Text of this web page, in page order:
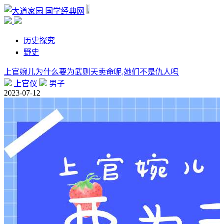
国学经典网
历史探究
野史
上官婉儿为什么要为武则天卖命呢,她们不是仇人吗
上官仪
男子
2023-07-12